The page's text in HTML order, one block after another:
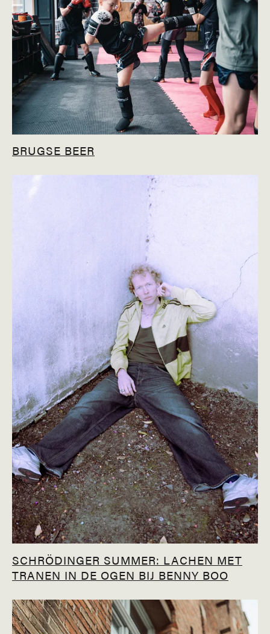
BRUGSE BEER
SCHRÖDINGER SUMMER: LACHEN MET
TRANEN IN DE OGEN BIJ BENNY BOO